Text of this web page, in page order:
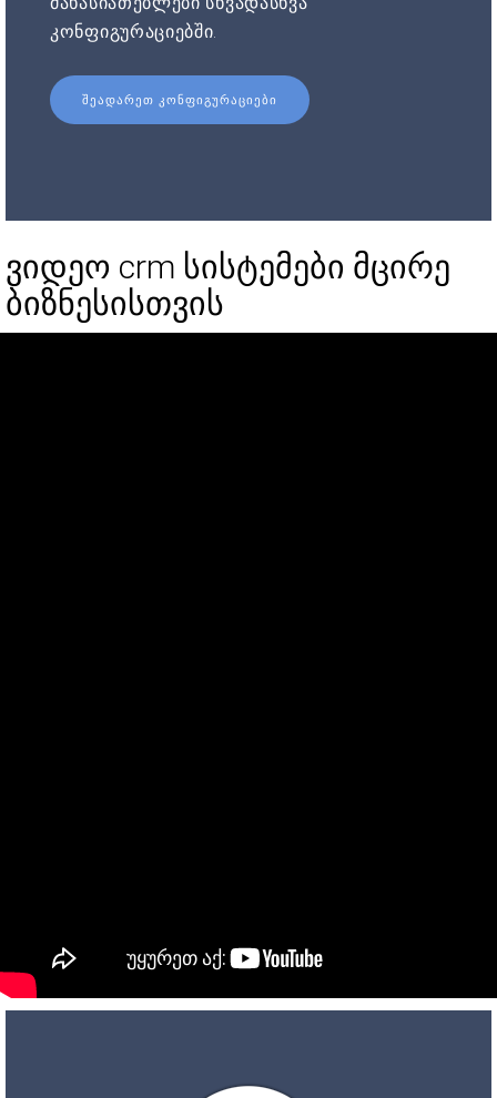
კონფიგურაციებში.
ᲨᲔᲐᲓᲐᲠᲔᲗ ᲙᲝᲜᲤᲘᲒᲣᲠᲐᲪᲘᲔᲑᲘ
ვიდეო crm სისტემები მცირე
ბიზნესისთვის